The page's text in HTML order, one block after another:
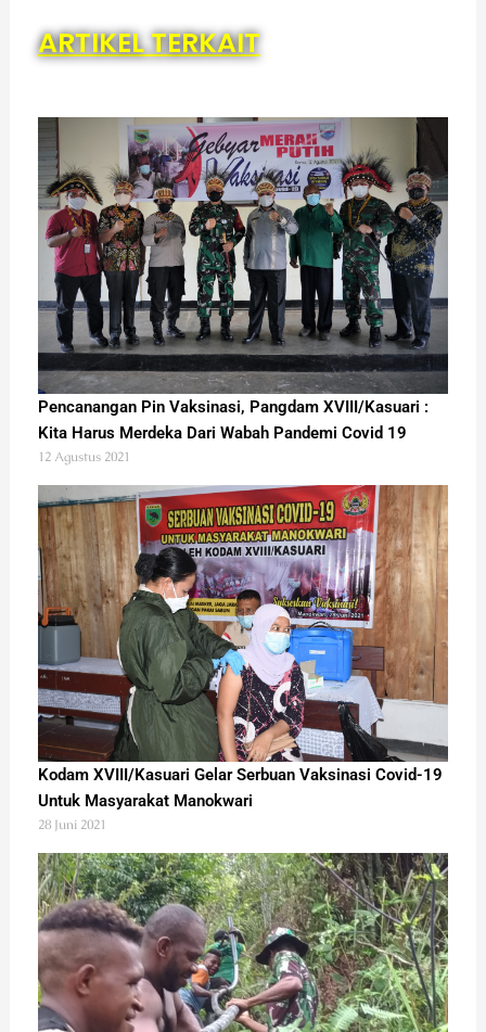
ARTIKEL TERKAIT
Pencanangan Pin Vaksinasi, Pangdam XVIII/Kasuari :
Kita Harus Merdeka Dari Wabah Pandemi Covid 19
12 Agustus 2021
Kodam XVIII/Kasuari Gelar Serbuan Vaksinasi Covid-19
Untuk Masyarakat Manokwari
28 Juni 2021